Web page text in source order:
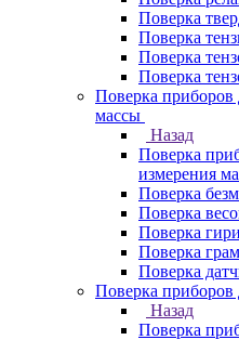
Поверка
Поверка
Поверка
Поверка
Поверка приборов
массы
Назад
Поверка
измерения
Поверка
Поверка
Поверка гири
Поверка
Поверка
Поверка приборов
Назад
Поверка